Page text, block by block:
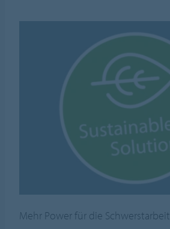
Mehr Power für die Schwerstarbeit